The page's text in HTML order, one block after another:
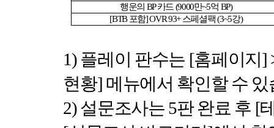
행운의 BP카드 (9000만~5억 BP)
[BTB 포함] OVR 93+스페셜팩(3~5강)
1) 플레이 판수는 [홈페이지]
현황] 메뉴에서 확인할 수
2)설문조사는 5판 완료 후 [